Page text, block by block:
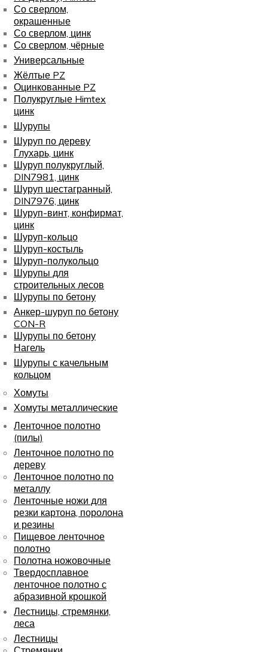
Со сверлом,
окрашенные
Со сверлом, цинк
Со сверлом, чёрные
Универсальные
Жёлтые PZ
Оцинкованные PZ
Полукруглые Himtex
цинк
Шурупы
Шуруп по дереву
Глухарь, цинк
Шуруп полукруглый,
DIN7981, цинк
Шуруп шестагранный,
DIN7976, цинк
Шуруп-винт, конфирмат,
цинк
Шуруп-кольцо
Шуруп-костыль
Шуруп-полукольцо
Шурупы для
строительных лесов
Шурупы по бетону
Анкер-шуруп по бетону
CON-R
Шурупы по бетону
Нагель
Шурупы с качельным
кольцом
Хомуты
Хомуты металлические
Ленточное полотно
(пилы)
Ленточное полотно по
дереву
Ленточное полотно по
металлу
Ленточные ножи для
резки картона, поролона
и резины
Пищевое ленточное
полотно
Полотна ножовочные
Твердосплавное
ленточное полотно с
абразивной крошкой
Лестницы, стремянки,
леса
Лестницы